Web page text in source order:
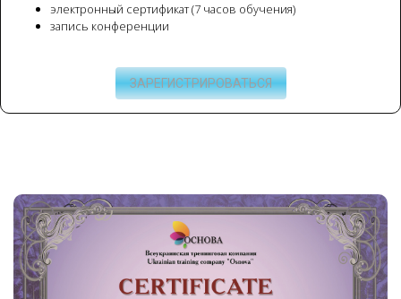
электронный сертификат (7 часов обучения)
запись конференции
ЗАРЕГИСТРИРОВАТЬСЯ